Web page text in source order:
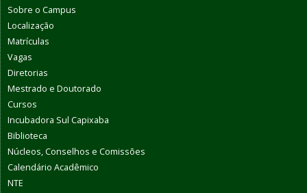
Sobre o Campus
Localização
Matrículas
Vagas
Diretorias
Mestrado e Doutorado
Cursos
Incubadora Sul Capixaba
Biblioteca
Núcleos, Conselhos e Comissões
Calendário Acadêmico
NTE